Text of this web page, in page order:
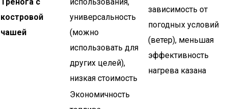
костровой
чашей
универсальность
(можно
использовать для
других целей),
низкая стоимость
зависимость от
погодных условий
(ветер), меньшая
эффективность
нагрева казана
Экономичность